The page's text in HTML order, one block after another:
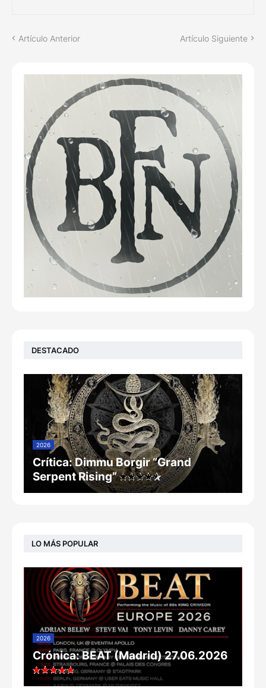
Artículo Anterior Artículo Siguiente
DESTACADO
2026
Crítica: Dimmu Borgir “Grand
Serpent Rising”
LO MÁS POPULAR
2026
Crónica: BEAT (Madrid) 27.06.2026